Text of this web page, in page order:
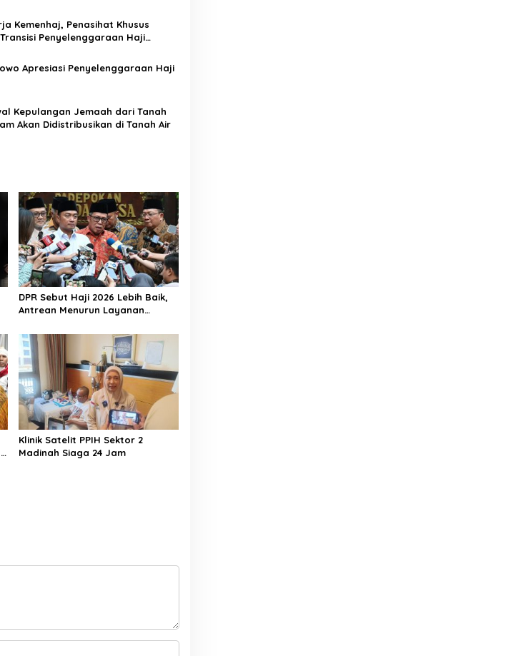
Kemenhaj, Penasihat Khusus
Penyelenggaraan Haji
Apresiasi Penyelenggaraan Haji
Kepulangan Jemaah dari Tanah
Akan Didistribusikan di Tanah Air
DPR Sebut Haji 2026 Lebih Baik,
Antrean Menurun Layanan
Klinik Satelit PPIH Sektor 2
Madinah Siaga 24 Jam